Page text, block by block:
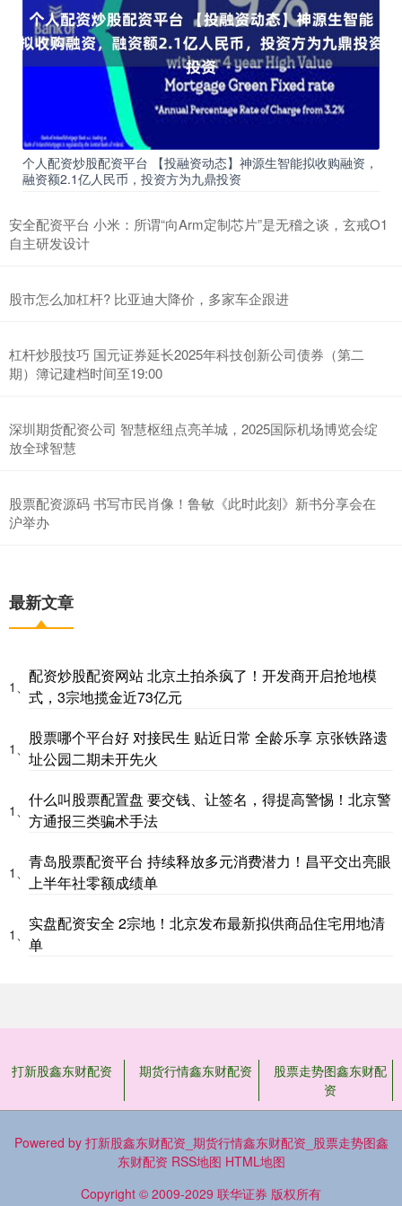
个人配资炒股配资平台 【投融资动态】神源生智能拟收购融资，
融资额2.1亿人民币，投资方为九鼎投资
安全配资平台 小米：所谓“向Arm定制芯片”是无稽之谈，玄戒O1
自主研发设计
股市怎么加杠杆? 比亚迪大降价，多家车企跟进
杠杆炒股技巧 国元证券延长2025年科技创新公司债券（第二
期）簿记建档时间至19:00
深圳期货配资公司 智慧枢纽点亮羊城，2025国际机场博览会绽
放全球智慧
股票配资源码 书写市民肖像！鲁敏《此时此刻》新书分享会在
沪举办
最新文章
1、
配资炒股配资网站 北京土拍杀疯了！开发商开启抢地模
式，3宗地揽金近73亿元
1、
股票哪个平台好 对接民生 贴近日常 全龄乐享 京张铁路遗
址公园二期未开先火
1、
什么叫股票配置盘 要交钱、让签名，得提高警惕！北京警
方通报三类骗术手法
1、
青岛股票配资平台 持续释放多元消费潜力！昌平交出亮眼
上半年社零额成绩单
1、
实盘配资安全 2宗地！北京发布最新拟供商品住宅用地清
单
打新股鑫东财配资 期货行情鑫东财配资
股票走势图鑫东财配
资
Powered by 打新股鑫东财配资_期货行情鑫东财配资_股票走势图鑫
东财配资 RSS地图 HTML地图
Copyright © 2009-2029 联华证券 版权所有